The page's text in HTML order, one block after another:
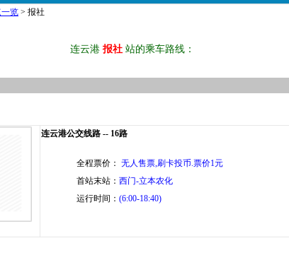
览 > 报社
连云港 报社 站的乘车路线：
连云港公交线路 -- 16路
全程票价： 无人售票,刷卡投币.票价1元
首站末站： 西门-立本农化
运行时间： (6:00-18:40)